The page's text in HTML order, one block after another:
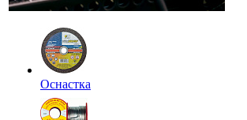
Оснастка